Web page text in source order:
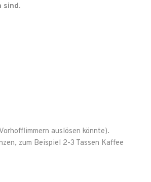
sind.
auslösen könnte).
zum Beispiel 2-3 Tassen Kaffee